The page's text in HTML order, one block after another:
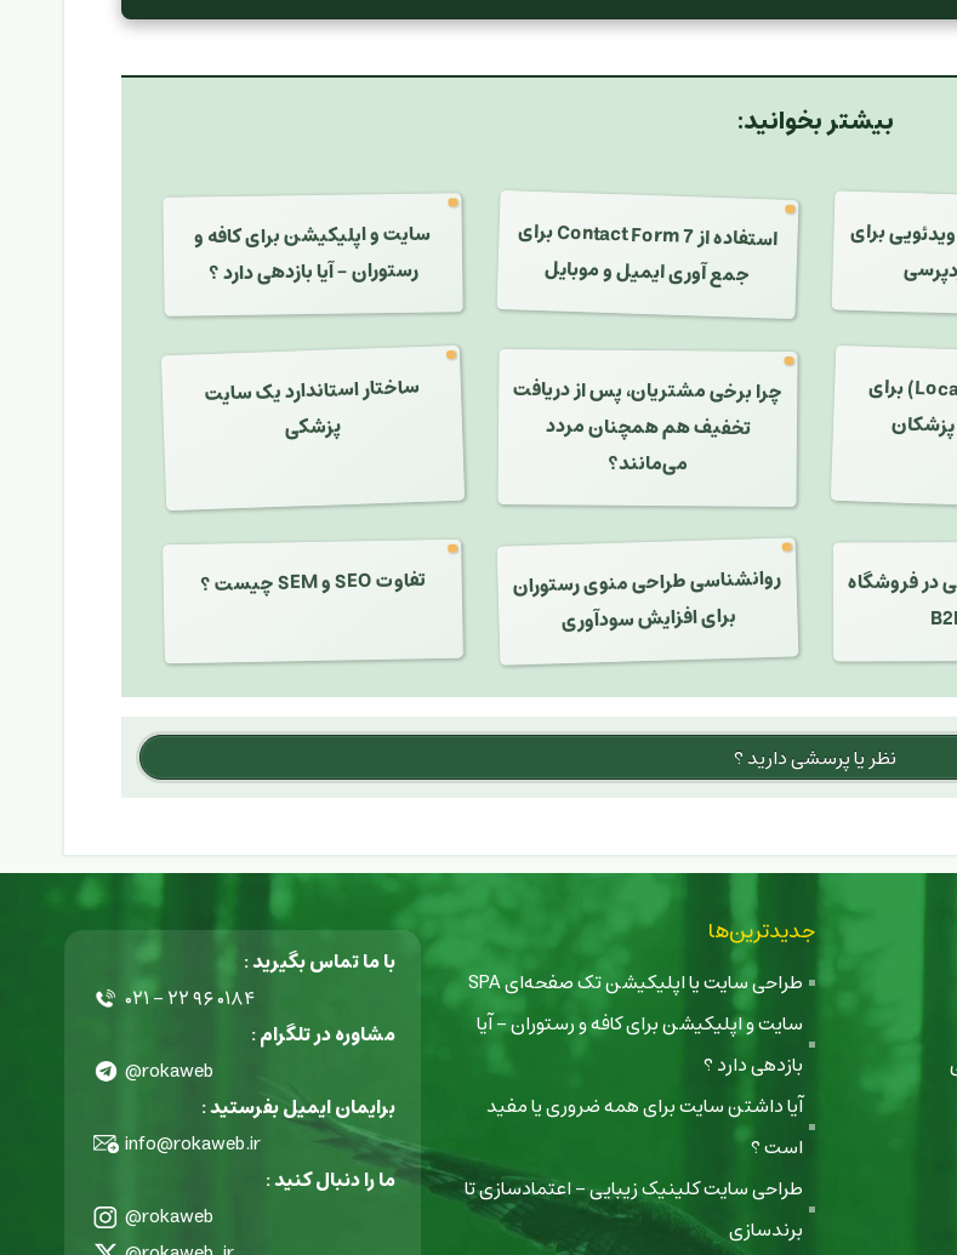
بیشتر بخوانید:
برای استفاده از
Contact Form 7 برای
جمع آوری ایمیل و موبایل
سایت و اپلیکیشن برای کافه و
رستوران - آیا بازدهی دارد ؟
) برای
پزشکان
چرا برخی مشتریان، پس از دریافت
تخفیف هم همچنان مردد
می‌مانند؟
ساختار استاندارد یک سایت
پزشکی
در فروشگاه روانشناسی طراحی منوی رستوران
برای افزایش سودآوری
تفاوت SEO و SEM چیست ؟
نظر یا پرسشی دارید ؟
جدیدترین‌ها
طراحی سایت یا اپلیکیشن تک صفحه‌ای SPA
سایت و اپلیکیشن برای کافه و رستوران - آیا
بازدهی دارد ؟
آیا داشتن سایت برای همه ضروری یا مفید
است ؟
طراحی سایت کلینیک زیبایی - اعتمادسازی تا
برندسازی
با ما تماس بگیرید :
۰۲۱ - ۲۲ ۹۶ ۰۱۸۴
مشاوره در تلگرام :
@rokaweb
برایمان ایمیل بفرستید :
info@rokaweb.ir
ما را دنبال کنید :
@rokaweb